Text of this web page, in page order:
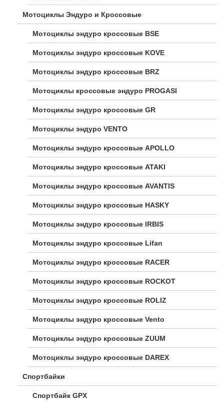
Мотоциклы Эндуро и Кроссовые
Мотоциклы эндуро кроссовые BSE
Мотоциклы эндуро кроссовые KOVE
Мотоциклы эндуро кроссовые BRZ
Мотоциклы кроссовые эндуро PROGASI
Мотоциклы эндуро кроссовые GR
Мотоциклы эндуро VENTO
Мотоциклы эндуро кроссовые APOLLO
Мотоциклы эндуро кроссовые ATAKI
Мотоциклы эндуро кроссовые AVANTIS
Мотоциклы эндуро кроссовые HASKY
Мотоциклы эндуро кроссовые IRBIS
Мотоциклы эндуро кроссовые Lifan
Мотоциклы эндуро кроссовые RACER
Мотоциклы эндуро кроссовые ROCKOT
Мотоциклы эндуро кроссовые ROLIZ
Мотоциклы эндуро кроссовые Vento
Мотоциклы эндуро кроссовые ZUUM
Мотоциклы эндуро кроссовые DAREX
Спортбайки
Спортбайк GPX